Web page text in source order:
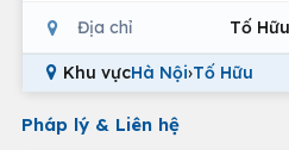
Địa chỉ Tố Hữu
Khu vựcHà Nội›Tố Hữu
Pháp lý & Liên hệ